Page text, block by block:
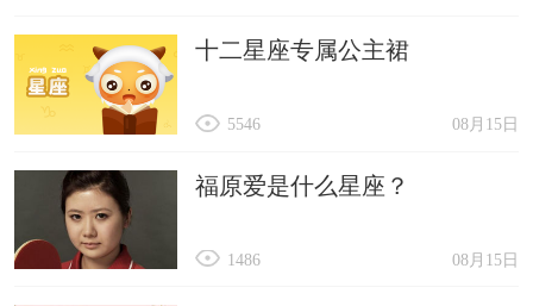
十二星座专属公主裙
08月15日
5546
福原爱是什么星座？
08月15日
1486